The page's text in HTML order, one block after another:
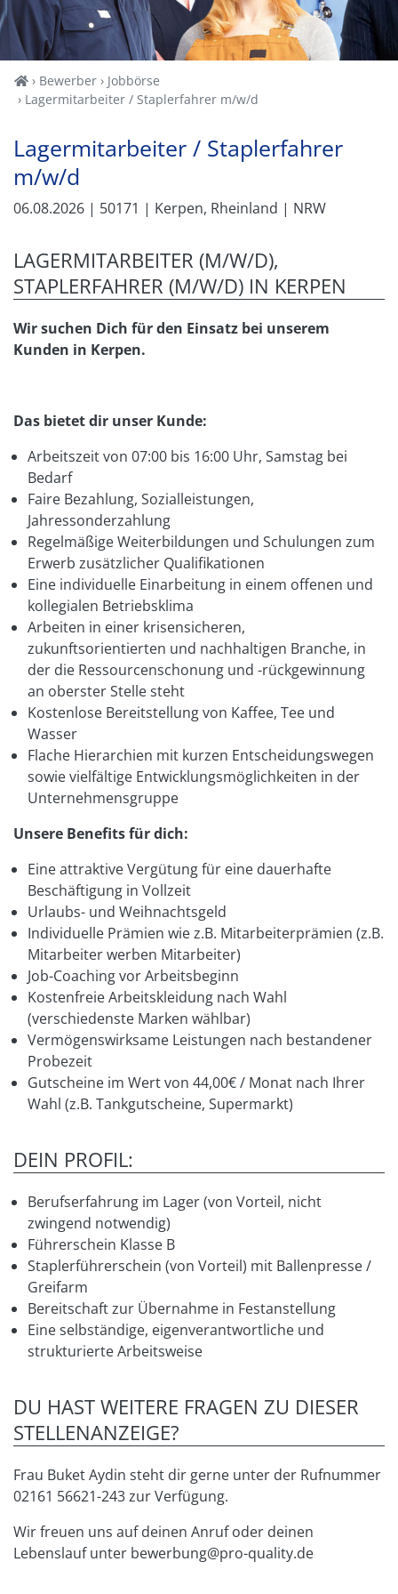
Home
Bewerber
Jobbörse
Lagermitarbeiter / Staplerfahrer m/w/d
Lagermitarbeiter / Staplerfahrer
m/w/d
06.08.2026 | 50171 | Kerpen, Rheinland | NRW
LAGERMITARBEITER (M/W/D),
STAPLERFAHRER (M/W/D) IN KERPEN
Wir suchen Dich für den Einsatz bei unserem
Kunden in Kerpen.
Das bietet dir unser Kunde:
Arbeitszeit von 07:00 bis 16:00 Uhr, Samstag bei
Bedarf
Faire Bezahlung, Sozialleistungen,
Jahressonderzahlung
Regelmäßige Weiterbildungen und Schulungen zum
Erwerb zusätzlicher Qualifikationen
Eine individuelle Einarbeitung in einem offenen und
kollegialen Betriebsklima
Arbeiten in einer krisensicheren,
zukunftsorientierten und nachhaltigen Branche, in
der die Ressourcenschonung und -rückgewinnung
an oberster Stelle steht
Kostenlose Bereitstellung von Kaffee, Tee und
Wasser
Flache Hierarchien mit kurzen Entscheidungswegen
sowie vielfältige Entwicklungsmöglichkeiten in der
Unternehmensgruppe
Unsere Benefits für dich:
Eine attraktive Vergütung für eine dauerhafte
Beschäftigung in Vollzeit
Urlaubs- und Weihnachtsgeld
Individuelle Prämien wie z.B. Mitarbeiterprämien (z.B.
Mitarbeiter werben Mitarbeiter)
Job-Coaching vor Arbeitsbeginn
Kostenfreie Arbeitskleidung nach Wahl
(verschiedenste Marken wählbar)
Vermögenswirksame Leistungen nach bestandener
Probezeit
Gutscheine im Wert von 44,00€ / Monat nach Ihrer
Wahl (z.B. Tankgutscheine, Supermarkt)
DEIN PROFIL:
Berufserfahrung im Lager (von Vorteil, nicht
zwingend notwendig)
Führerschein Klasse B
Staplerführerschein (von Vorteil) mit Ballenpresse /
Greifarm
Bereitschaft zur Übernahme in Festanstellung
Eine selbständige, eigenverantwortliche und
strukturierte Arbeitsweise
DU HAST WEITERE FRAGEN ZU DIESER
STELLENANZEIGE?
Frau Buket Aydin steht dir gerne unter der Rufnummer
02161 56621-243 zur Verfügung.
Wir freuen uns auf deinen Anruf oder deinen
Lebenslauf unter bewerbung@pro-quality.de